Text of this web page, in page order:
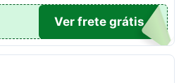
TICO
Ver frete grátis